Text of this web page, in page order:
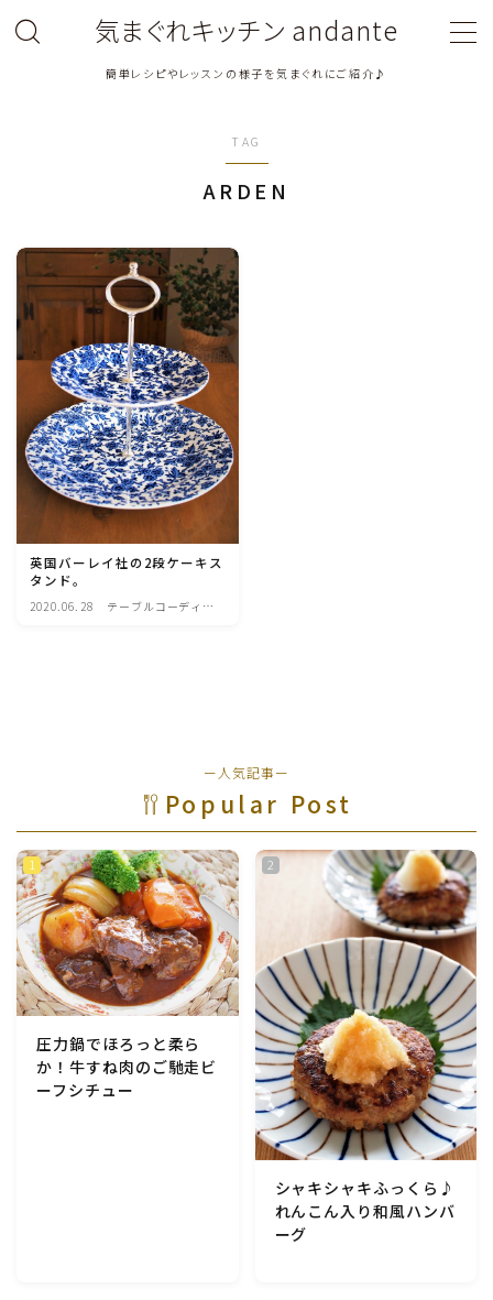
気まぐれキッチン andante
簡単レシピやレッスンの様子を気まぐれにご紹介♪
鶏肉料理
豚肉料理
牛肉料理
ひき肉料理
魚介料理
卵料理
野菜料理(キャベツ・白菜・ほうれん草・レタス・小松
菜・にら)
野菜料理(ズッキーニ・コーン・いんげん・そら豆・え
んどう・オクラ)
野菜料理(玉ねぎ・ねぎ・アボカド・青梗菜・セロリ・
アスパラガス)
根菜料理（にんじん・ごぼう・かぶ・大根・れんこん・
ビーツ)
芋類(じゃが芋・さつま芋・里芋・山芋)
もやし・豆苗・たけのこ・せり・ふき・その他山菜料理
TAG
ARDEN
英国バーレイ社の2段ケーキス
タンド。
2020.06.28
テーブルコーディネ
ー人気記事ー
Popular Post
圧力鍋でほろっと柔ら
か！牛すね肉のご馳走ビ
ーフシチュー
シャキシャキふっくら♪
れんこん入り和風ハンバ
ーグ